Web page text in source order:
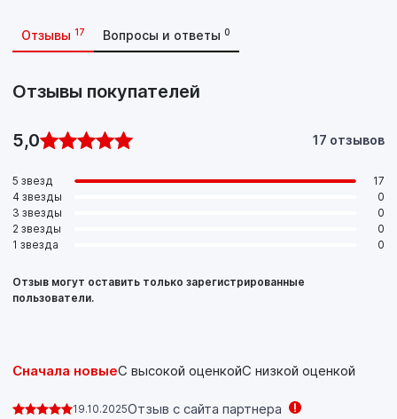
Отзывы 17 Вопросы и ответы 0
Отзывы покупателей
5,0 17 отзывов
5 звезд
17
4 звезды
0
3 звезды
0
2 звезды
0
1 звезда
0
Отзыв могут оставить только зарегистрированные
пользователи.
Сначала новыеС высокой оценкойС низкой оценкой
19.10.2025Отзыв с сайта партнера